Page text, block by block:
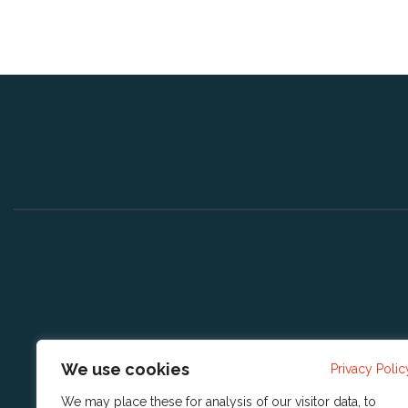
We use cookies Privacy
We may place these for analysis of our visitor data, to